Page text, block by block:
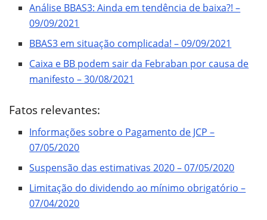
Análise BBAS3: Ainda em tendência de baixa?! –
09/09/2021
BBAS3 em situação complicada! – 09/09/2021
Caixa e BB podem sair da Febraban por causa de
manifesto – 30/08/2021
Fatos relevantes:
Informações sobre o Pagamento de JCP –
07/05/2020
Suspensão das estimativas 2020 – 07/05/2020
Limitação do dividendo ao mínimo obrigatório –
07/04/2020